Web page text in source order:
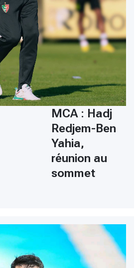
MCA : Hadj
Redjem-Ben
Yahia,
réunion au
sommet